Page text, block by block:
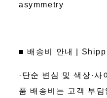
asymmetry
■ 배송비 안내 |
·단순 변심 및 색상·
품 배송비는 고객 부담